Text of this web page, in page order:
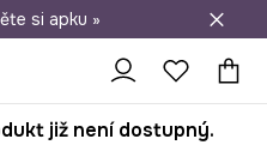
nad 1 200 Kč
si apku »
již není dostupný.